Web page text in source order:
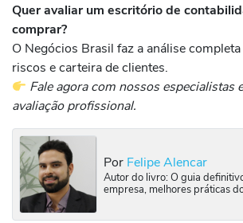
Quer avaliar um escritório de
comprar?
O Negócios Brasil faz a análise
riscos e carteira de clientes.
Fale agora com nossos especialistas
avaliação profissional.
Por Felipe Alencar
Autor do livro: O guia
empresa, melhores práticas